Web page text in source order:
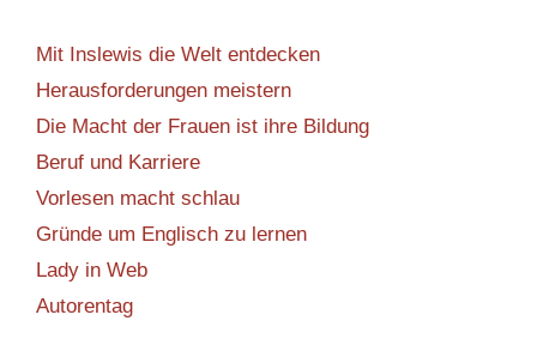
Mit Inslewis die Welt entdecken
Herausforderungen meistern
Die Macht der Frauen ist ihre Bildung
Beruf und Karriere
Vorlesen macht schlau
Gründe um Englisch zu lernen
Lady in Web
Autorentag